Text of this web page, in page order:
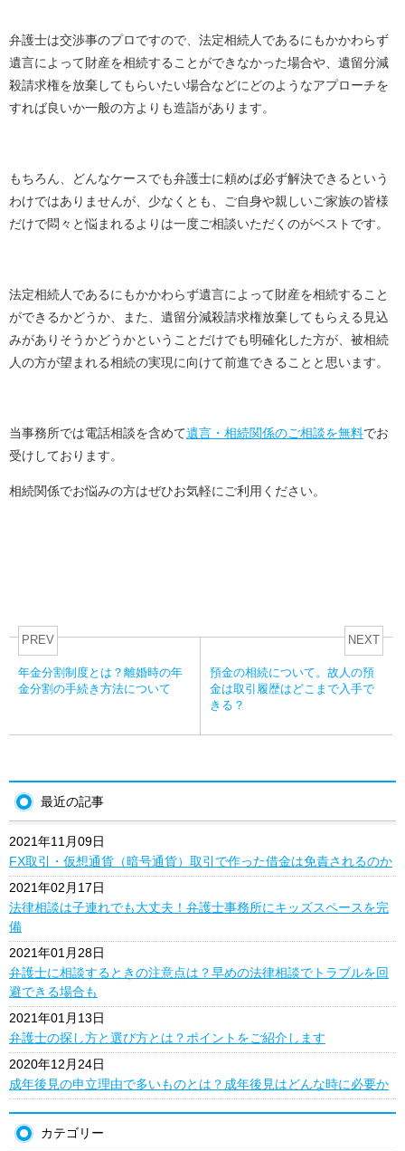
弁護士は交渉事のプロですので、法定相続人であるにもかかわらず
遺言によって財産を相続することができなかった場合や、遺留分減
殺請求権を放棄してもらいたい場合などにどのようなアプローチを
すれば良いか一般の方よりも造詣があります。
もちろん、どんなケースでも弁護士に頼めば必ず解決できるという
わけではありませんが、少なくとも、ご自身や親しいご家族の皆様
だけで悶々と悩まれるよりは一度ご相談いただくのがベストです。
法定相続人であるにもかかわらず遺言によって財産を相続すること
ができるかどうか、また、遺留分減殺請求権放棄してもらえる見込
みがありそうかどうかということだけでも明確化した方が、被相続
人の方が望まれる相続の実現に向けて前進できることと思います。
当事務所では電話相談を含めて遺言・相続関係のご相談を無料でお
受けしております。
相続関係でお悩みの方はぜひお気軽にご利用ください。
PREV
年金分割制度とは？離婚時の年
金分割の手続き方法について
NEXT
預金の相続について。故人の預
金は取引履歴はどこまで入手で
きる？
最近の記事
2021年11月09日
FX取引・仮想通貨（暗号通貨）取引で作った借金は免責されるのか
2021年02月17日
法律相談は子連れでも大丈夫！弁護士事務所にキッズスペースを完
備
2021年01月28日
弁護士に相談するときの注意点は？早めの法律相談でトラブルを回
避できる場合も
2021年01月13日
弁護士の探し方と選び方とは？ポイントをご紹介します
2020年12月24日
成年後見の申立理由で多いものとは？成年後見はどんな時に必要か
カテゴリー